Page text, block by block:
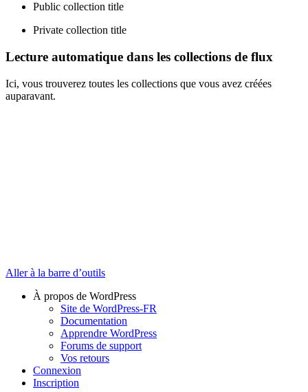
Public collection title
Private collection title
Lecture automatique dans les collections de flux
Ici, vous trouverez toutes les collections que vous avez créées
auparavant.
Aller à la barre d’outils
À propos de WordPress
Site de WordPress-FR
Documentation
Apprendre WordPress
Forums de support
Vos retours
Connexion
Inscription